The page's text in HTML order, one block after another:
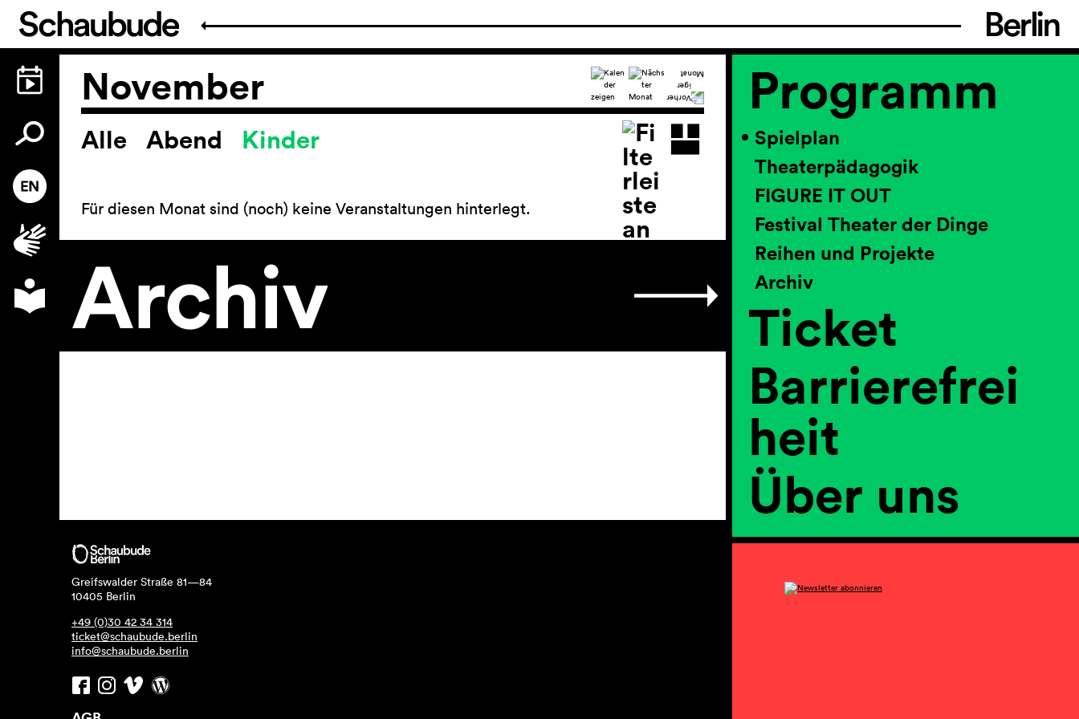
Programm
Spielplan
Theaterpädagogik
FIGURE IT OUT
Festival Theater der Dinge
Reihen und Projekte
Archiv
Ticket
Barrierefrei
heit
Über uns
November
Alle Abend Kinder
Spielplan
Für diesen Monat sind (noch) keine Veranstaltungen hinterlegt.
Archiv
Greifswalder Straße 81—84
10405 Berlin
+49 (0)30 42 34 314
ticket@schaubude.berlin
info@schaubude.berlin